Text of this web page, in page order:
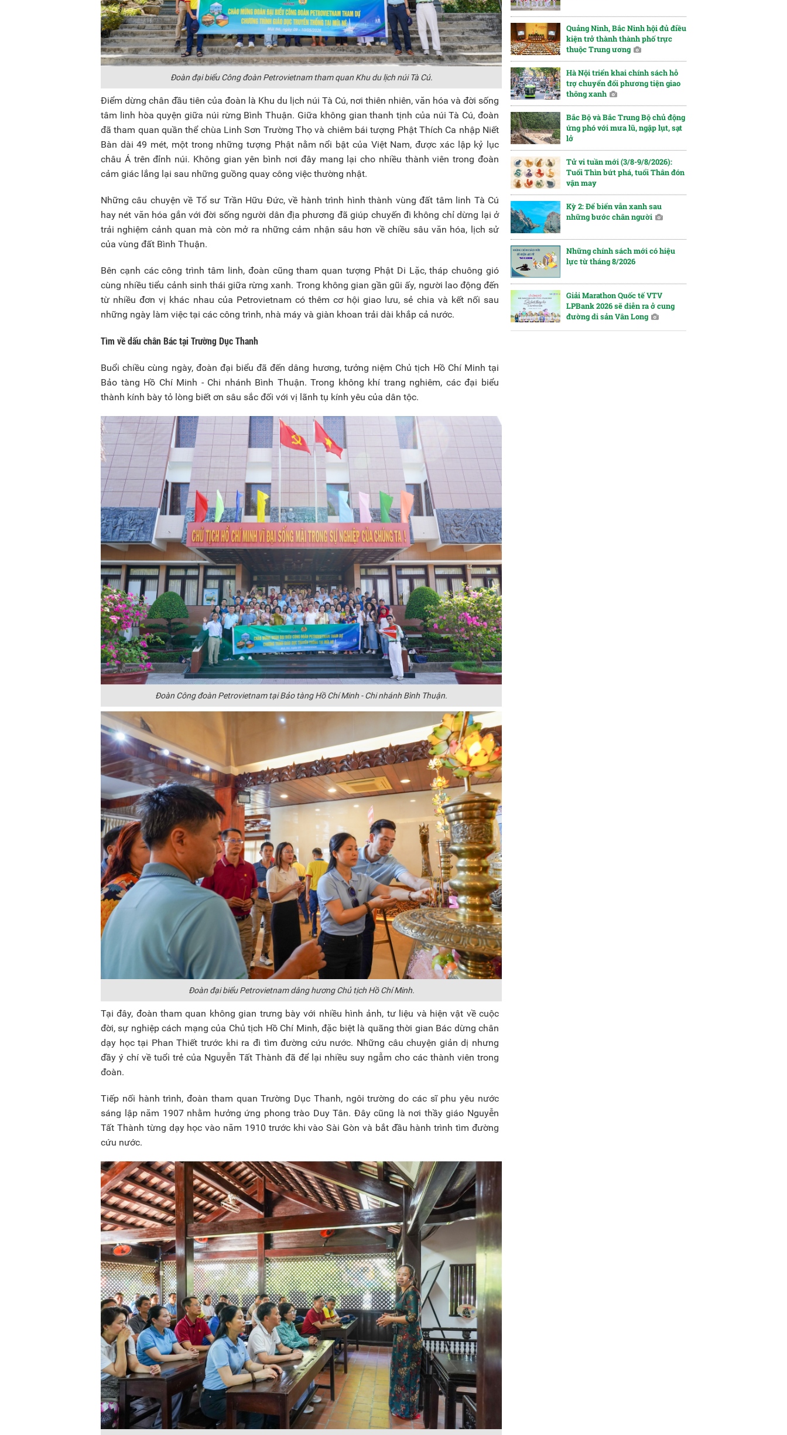
Đoàn đại biểu Công đoàn Petrovietnam tham quan Khu du lịch núi Tà Cú.
Điểm dừng chân đầu tiên của đoàn là Khu du lịch núi Tà Cú, nơi thiên nhiên, văn hóa và đời sống
tâm linh hòa quyện giữa núi rừng Bình Thuận. Giữa không gian thanh tịnh của núi Tà Cú, đoàn
đã tham quan quần thể chùa Linh Sơn Trường Thọ và chiêm bái tượng Phật Thích Ca nhập Niết
Bàn dài 49 mét, một trong những tượng Phật nằm nổi bật của Việt Nam, được xác lập kỷ lục
châu Á trên đỉnh núi. Không gian yên bình nơi đây mang lại cho nhiều thành viên trong đoàn
cảm giác lắng lại sau những guồng quay công việc thường nhật.
Những câu chuyện về Tổ sư Trần Hữu Đức, về hành trình hình thành vùng đất tâm linh Tà Cú
hay nét văn hóa gắn với đời sống người dân địa phương đã giúp chuyến đi không chỉ dừng lại ở
trải nghiệm cảnh quan mà còn mở ra những cảm nhận sâu hơn về chiều sâu văn hóa, lịch sử
của vùng đất Bình Thuận.
Bên cạnh các công trình tâm linh, đoàn cũng tham quan tượng Phật Di Lặc, tháp chuông gió
cùng nhiều tiểu cảnh sinh thái giữa rừng xanh. Trong không gian gần gũi ấy, người lao động đến
từ nhiều đơn vị khác nhau của Petrovietnam có thêm cơ hội giao lưu, sẻ chia và kết nối sau
những ngày làm việc tại các công trình, nhà máy và giàn khoan trải dài khắp cả nước.
Tìm về dấu chân Bác tại Trường Dục Thanh
Buổi chiều cùng ngày, đoàn đại biểu đã đến dâng hương, tưởng niệm Chủ tịch Hồ Chí Minh tại
Bảo tàng Hồ Chí Minh - Chi nhánh Bình Thuận. Trong không khí trang nghiêm, các đại biểu
thành kính bày tỏ lòng biết ơn sâu sắc đối với vị lãnh tụ kính yêu của dân tộc.
Đoàn Công đoàn Petrovietnam tại Bảo tàng Hồ Chí Minh - Chi nhánh Bình Thuận.
Đoàn đại biểu Petrovietnam dâng hương Chủ tịch Hồ Chí Minh.
Tại đây, đoàn tham quan không gian trưng bày với nhiều hình ảnh, tư liệu và hiện vật về cuộc
đời, sự nghiệp cách mạng của Chủ tịch Hồ Chí Minh, đặc biệt là quãng thời gian Bác dừng chân
dạy học tại Phan Thiết trước khi ra đi tìm đường cứu nước. Những câu chuyện giản dị nhưng
đầy ý chí về tuổi trẻ của Nguyễn Tất Thành đã để lại nhiều suy ngẫm cho các thành viên trong
đoàn.
Tiếp nối hành trình, đoàn tham quan Trường Dục Thanh, ngôi trường do các sĩ phu yêu nước
sáng lập năm 1907 nhằm hưởng ứng phong trào Duy Tân. Đây cũng là nơi thầy giáo Nguyễn
Tất Thành từng dạy học vào năm 1910 trước khi vào Sài Gòn và bắt đầu hành trình tìm đường
cứu nước.
Quảng Ninh, Bắc Ninh hội đủ điều
kiện trở thành thành phố trực
thuộc Trung ương
Hà Nội triển khai chính sách hỗ
trợ chuyển đổi phương tiện giao
thông xanh
Bắc Bộ và Bắc Trung Bộ chủ động
ứng phó với mưa lũ, ngập lụt, sạt
lở
Tử vi tuần mới (3/8-9/8/2026):
Tuổi Thìn bứt phá, tuổi Thân đón
vận may
Kỳ 2: Để biển vẫn xanh sau
những bước chân người
Những chính sách mới có hiệu
lực từ tháng 8/2026
Giải Marathon Quốc tế VTV
LPBank 2026 sẽ diễn ra ở cung
đường di sản Vân Long